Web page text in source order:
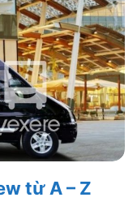
từ A – Z